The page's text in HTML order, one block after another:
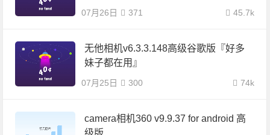
07月26日 45.7k
371
无他相机v6.3.3.148高级谷歌版『好多
妹子都在用』
07月25日 74k
300
camera相机360 v9.9.37 for android 高
级版